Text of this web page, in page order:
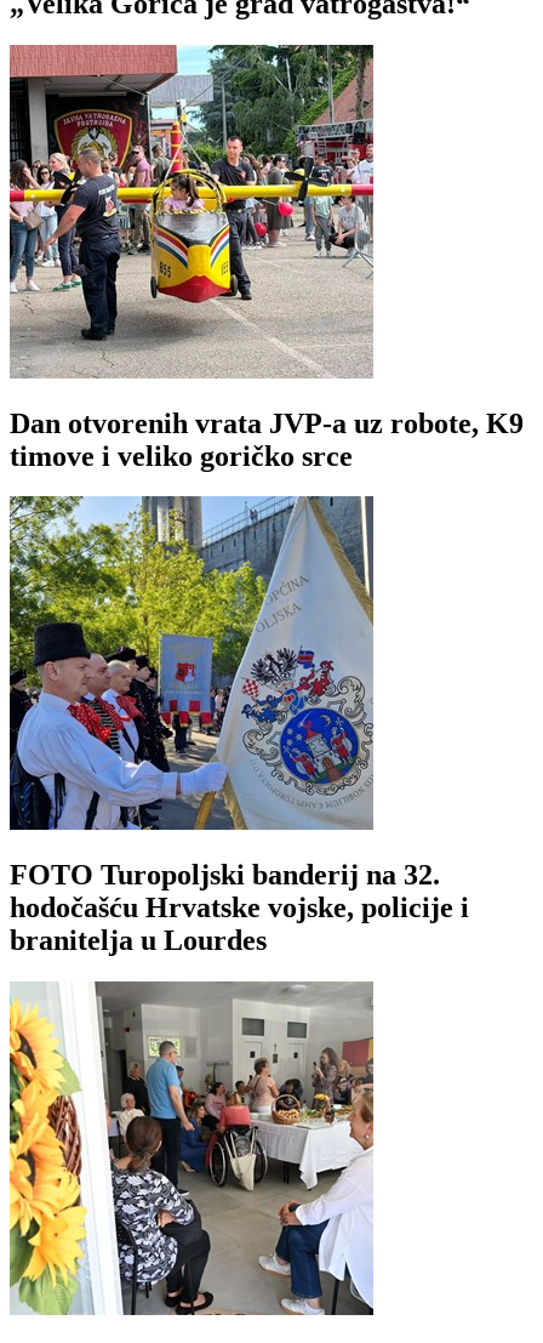
Dan otvorenih vrata JVP-a uz robote, K9
timove i veliko goričko srce
FOTO Turopoljski banderij na 32.
hodočašću Hrvatske vojske, policije i
branitelja u Lourdes